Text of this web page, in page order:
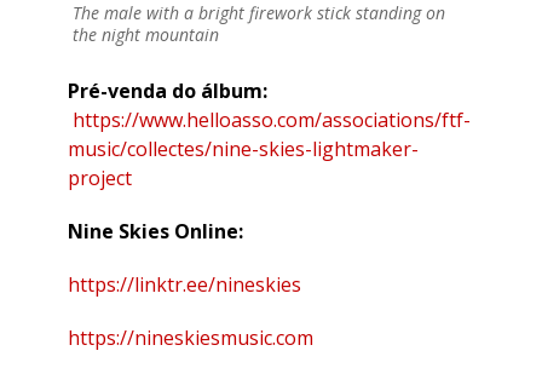
The male with a bright firework stick standing on
the night mountain
Pré-venda do álbum:
https://www.helloasso.com/associations/ftf-
music/collectes/nine-skies-lightmaker-
project
Nine Skies Online:
https://linktr.ee/nineskies
https://nineskiesmusic.com